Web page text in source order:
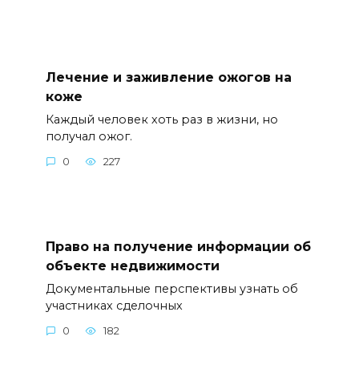
Лечение и заживление ожогов на
коже
Каждый человек хоть раз в жизни, но
получал ожог.
0 227
Право на получение информации об
объекте недвижимости
Документальные перспективы узнать об
участниках сделочных
0 182